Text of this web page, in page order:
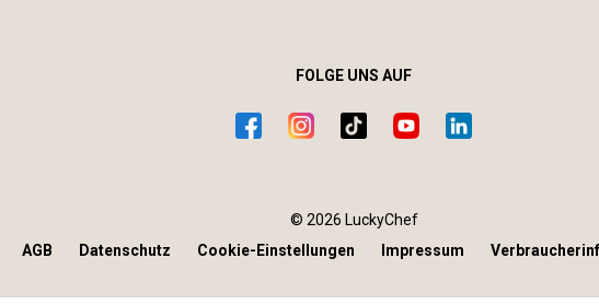
FOLGE UNS AUF
© 2026 LuckyChef
AGB
Datenschutz Cookie-Einstellungen Impressum